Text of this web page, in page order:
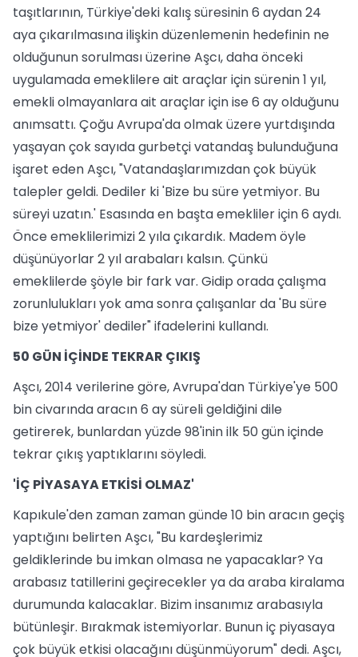
taşıtlarının, Türkiye'deki kalış süresinin 6 aydan 24
aya çıkarılmasına ilişkin düzenlemenin hedefinin ne
olduğunun sorulması üzerine Aşcı, daha önceki
uygulamada emeklilere ait araçlar için sürenin 1 yıl,
emekli olmayanlara ait araçlar için ise 6 ay olduğunu
anımsattı. Çoğu Avrupa'da olmak üzere yurtdışında
yaşayan çok sayıda gurbetçi vatandaş bulunduğuna
işaret eden Aşcı, "Vatandaşlarımızdan çok büyük
talepler geldi. Dediler ki 'Bize bu süre yetmiyor. Bu
süreyi uzatın.' Esasında en başta emekliler için 6 aydı.
Önce emeklilerimizi 2 yıla çıkardık. Madem öyle
düşünüyorlar 2 yıl arabaları kalsın. Çünkü
emeklilerde şöyle bir fark var. Gidip orada çalışma
zorunlulukları yok ama sonra çalışanlar da 'Bu süre
bize yetmiyor' dediler" ifadelerini kullandı.
50 GÜN İÇİNDE TEKRAR ÇIKIŞ
Aşcı, 2014 verilerine göre, Avrupa'dan Türkiye'ye 500
bin civarında aracın 6 ay süreli geldiğini dile
getirerek, bunlardan yüzde 98'inin ilk 50 gün içinde
tekrar çıkış yaptıklarını söyledi.
'İÇ PİYASAYA ETKİSİ OLMAZ'
Kapıkule'den zaman zaman günde 10 bin aracın geçiş
yaptığını belirten Aşcı, "Bu kardeşlerimiz
geldiklerinde bu imkan olmasa ne yapacaklar? Ya
arabasız tatillerini geçirecekler ya da araba kiralama
durumunda kalacaklar. Bizim insanımız arabasıyla
bütünleşir. Bırakmak istemiyorlar. Bunun iç piyasaya
çok büyük etkisi olacağını düşünmüyorum" dedi. Aşcı,